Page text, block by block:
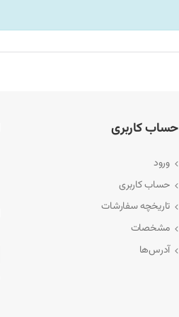
حساب کاربری
ورود
حساب کاربری
تاریخچه سفارشات
مشخصات
آدرس‌ها